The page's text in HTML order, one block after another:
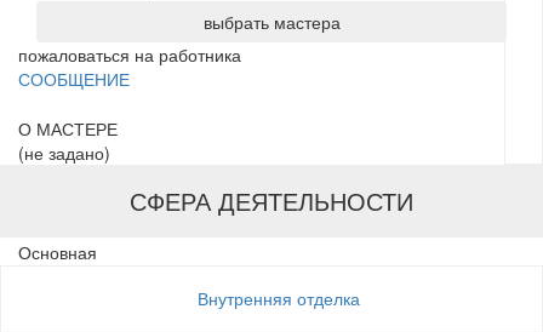
выбрать мастера
пожаловаться на работника
СООБЩЕНИЕ
О МАСТЕРЕ
(не задано)
СФЕРА ДЕЯТЕЛЬНОСТИ
Основная
Внутренняя отделка